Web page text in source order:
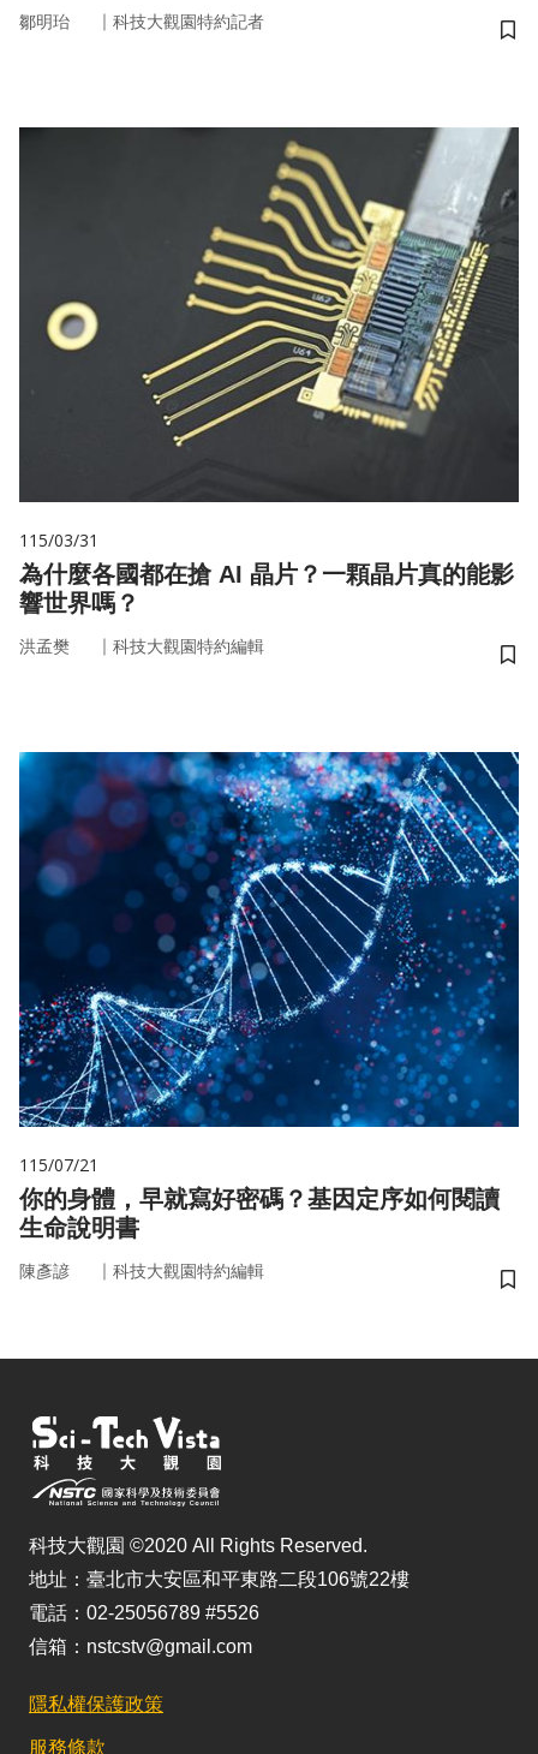
鄒明珆 ｜ 科技大觀園特約記者
儲
115/03/31
為什麼各國都在搶 AI 晶片？一顆晶片真的能影
響世界嗎？
洪孟樊 ｜ 科技大觀園特約編輯
儲
115/07/21
你的身體，早就寫好密碼？基因定序如何閱讀
生命說明書
陳彥諺 ｜ 科技大觀園特約編輯
儲
科技大觀園 ©2020 All Rights Reserved.
地址：臺北市大安區和平東路二段106號22樓
電話：02-25056789 #5526
信箱：nstcstv@gmail.com
隱私權保護政策
服務條款